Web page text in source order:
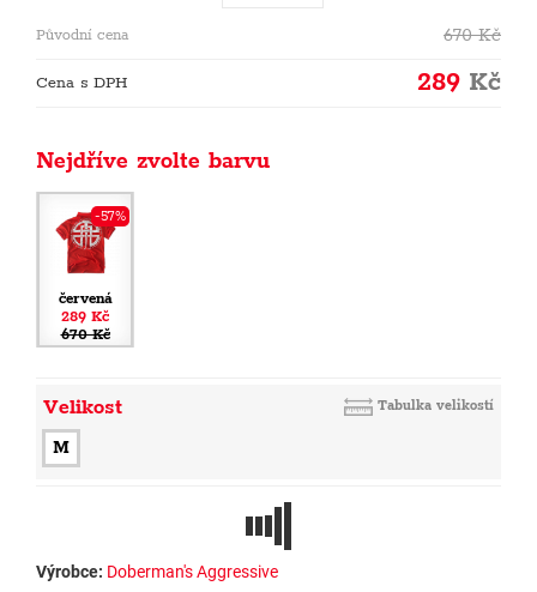
Původní cena 670Kč
Cena s DPH 289 Kč
Nejdříve zvolte barvu
-57%
červená
289 Kč
670 Kč
Velikost Tabulka velikostí
M
Výrobce: Doberman's Aggressive